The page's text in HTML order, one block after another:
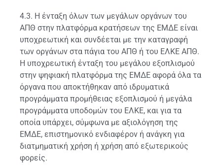
4.3. Η ένταξη όλων των μεγάλων οργάνων του
ΑΠΘ στην πλατφόρμα κρατήσεων της ΕΜΔΕ είναι
υποχρεωτική και συνδέεται με την καταγραφή
των οργάνων στα πάγια του ΑΠΘ ή του ΕΛΚΕ ΑΠΘ.
Η υποχρεωτική ένταξη του μεγάλου εξοπλισμού
στην ψηφιακή πλατφόρμα της ΕΜΔΕ αφορά όλα τα
όργανα που αποκτήθηκαν από ιδρυματικά
προγράμματα προμήθειας εξοπλισμού ή μεγάλα
προγράμματα υποδομών του ΕΛΚΕ, και για τα
οποία υπάρχει, σύμφωνα με αξιολόγηση της
ΕΜΔΕ, επιστημονικό ενδιαφέρον ή ανάγκη για
διατμηματική χρήση ή χρήση από εξωτερικούς
φορείς.